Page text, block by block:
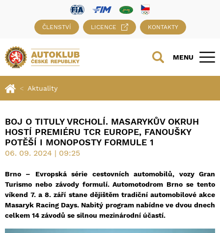
ČLENSTVÍ LICENCE KONTAKTY
MENU
Aktuality
BOJ O TITULY VRCHOLÍ. MASARYKŮV OKRUH
HOSTÍ PREMIÉRU TCR EUROPE, FANOUŠKY
POTĚŠÍ I MONOPOSTY FORMULE 1
06. 09. 2024 | 09:25
Brno – Evropská série cestovních automobilů, vozy Gran
Turismo nebo závody formulí. Automotodrom Brno se tento
víkend 7. a 8. září stane dějištěm tradiční automobilové akce
Masaryk Racing Days. Nabitý program nabídne ve dvou dnech
celkem 14 závodů se silnou mezinárodní účastí.